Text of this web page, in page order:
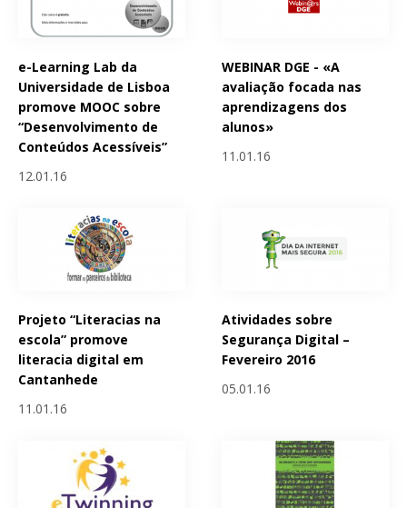
e-Learning Lab da
Universidade de Lisboa
promove MOOC sobre
“Desenvolvimento de
Conteúdos Acessíveis”
12.01.16
WEBINAR DGE - «A
avaliação focada nas
aprendizagens dos
alunos»
11.01.16
Projeto “Literacias na
escola” promove
literacia digital em
Cantanhede
11.01.16
Atividades sobre
Segurança Digital –
Fevereiro 2016
05.01.16